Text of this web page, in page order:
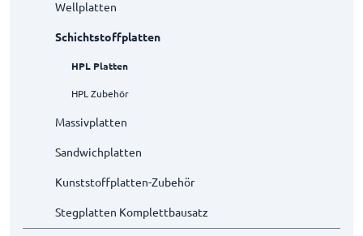
Wellplatten
Schichtstoffplatten
HPL Platten
HPL Zubehör
Massivplatten
Sandwichplatten
Kunststoffplatten-Zubehör
Stegplatten Komplettbausatz